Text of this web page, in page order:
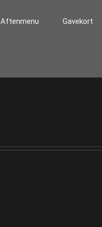
Aftenmenu Gavekort